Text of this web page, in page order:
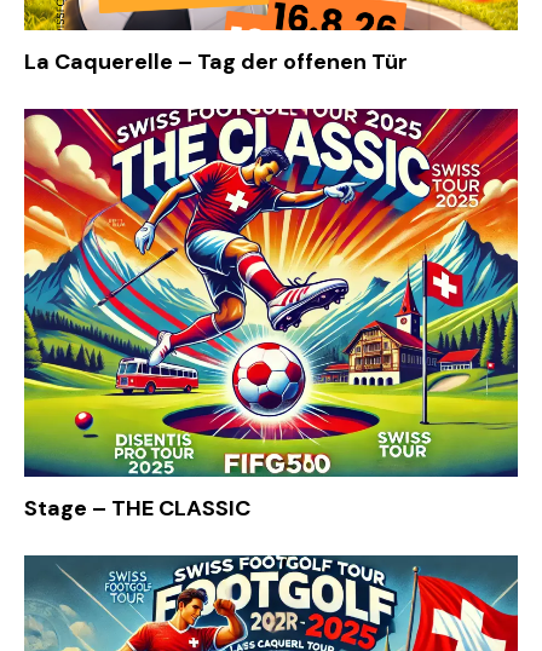
La Caquerelle – Tag der offenen Tür
Stage – THE CLASSIC